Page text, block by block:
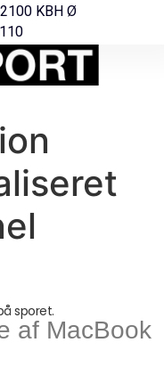
KBH Ø
sporet.
af MacBook